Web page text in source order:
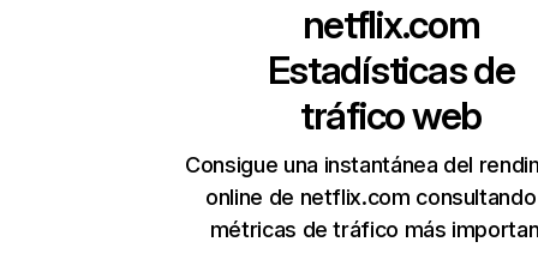
netflix.com
Estadísticas de
tráfico web
Consigue una instantánea del
online de netflix.com
métricas de tráfico más